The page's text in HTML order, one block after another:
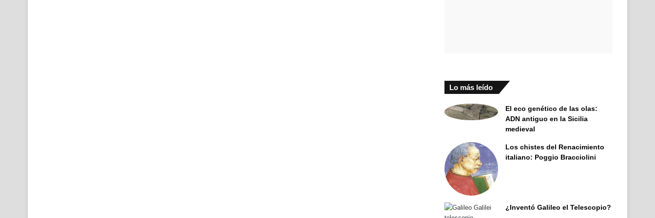
Lo más leído
El eco genético de las olas:
ADN antiguo en la Sicilia
medieval
Los chistes del Renacimiento
italiano: Poggio Bracciolini
¿Inventó Galileo el Telescopio?